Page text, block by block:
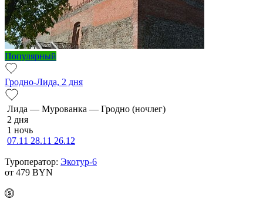
Популярный
Гродно-Лида, 2 дня
Ли­да — Мурованка — Грод­но (ночлег)
2 дня
1 ночь
07.11 28.11 26.12
Туроператор: Экотур-6
от 479 BYN